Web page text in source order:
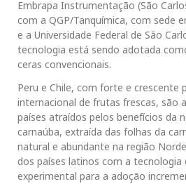
Embrapa Instrumentação (São
com a QGP/Tanquímica, com sede
e a Universidade Federal de São
tecnologia está sendo adotada
ceras convencionais.
Peru e Chile, com forte e crescente
internacional de frutas frescas, são
países atraídos pelos benefícios da
carnaúba, extraída das folhas da
natural e abundante na região
dos países latinos com a tecnologia
experimental para a adoção